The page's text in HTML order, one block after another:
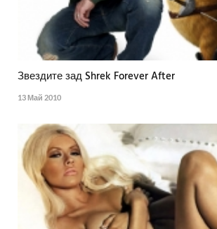
Звездите зад Shrek Forever After
13 Май 2010